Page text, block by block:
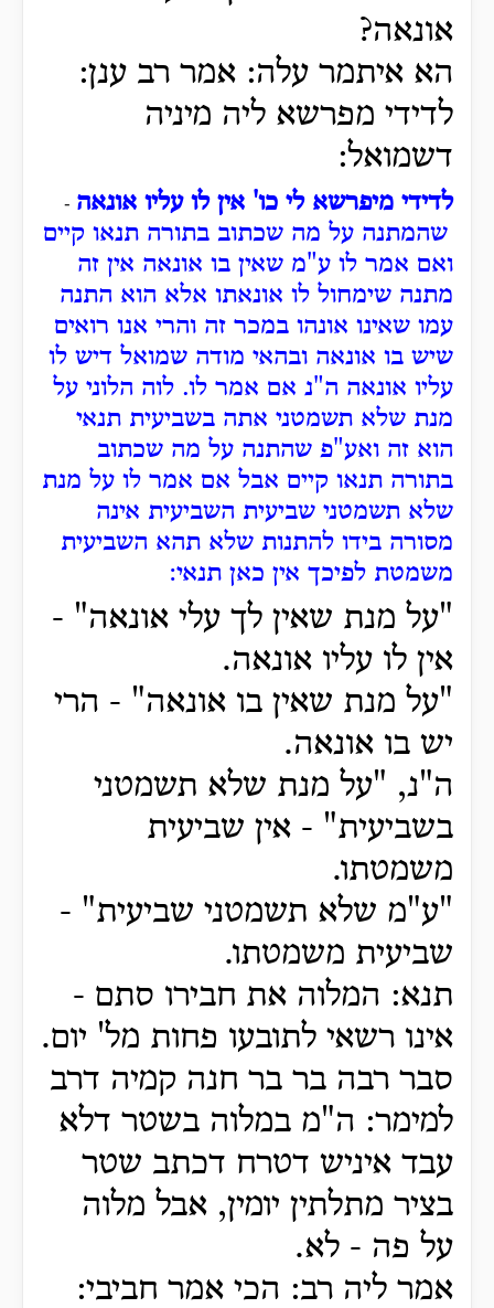
אונאה?
הא איתמר עלה: אמר רב ענן:
לדידי מפרשא ליה מיניה
דשמואל:
לדידי מיפרשא לי כו' אין לו עליו אונאה -
שהמתנה על מה שכתוב בתורה תנאו קיים
ואם אמר לו ע"מ שאין בו אונאה אין זה
מתנה שימחול לו אונאתו אלא הוא התנה
עמו שאינו אונהו במכר זה והרי אנו רואים
שיש בו אונאה ובהאי מודה שמואל דיש לו
עליו אונאה ה"נ אם אמר לו. לוה הלוני על
מנת שלא תשמטני אתה בשביעית תנאי
הוא זה ואע"פ שהתנה על מה שכתוב
בתורה תנאו קיים אבל אם אמר לו על מנת
שלא תשמטני שביעית השביעית אינה
מסורה בידו להתנות שלא תהא השביעית
משמטת לפיכך אין כאן תנאי:
"על מנת שאין לך עלי אונאה" -
אין לו עליו אונאה.
"על מנת שאין בו אונאה" - הרי
יש בו אונאה.
ה"נ, "על מנת שלא תשמטני
בשביעית" - אין שביעית
משמטתו.
"ע"מ שלא תשמטני שביעית" -
שביעית משמטתו.
תנא: המלוה את חבירו סתם -
אינו רשאי לתובעו פחות מל' יום.
סבר רבה בר בר חנה קמיה דרב
למימר: ה"מ במלוה בשטר דלא
עבד איניש דטרח דכתב שטר
בציר מתלתין יומין, אבל מלוה
על פה - לא.
אמר ליה רב: הכי אמר חביבי: